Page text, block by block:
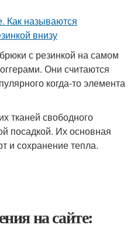
с резинкой на самом
Они считаются
когда-то элемента
тканей свободного
посадкой. Их основная
и сохранение тепла.
на сайте: